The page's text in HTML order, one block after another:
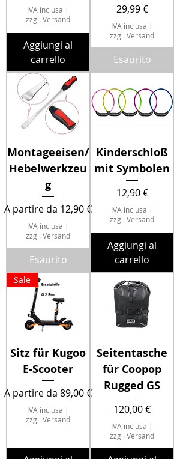
IVA inclusa |
zzgl. Versand
Aggiungi al
carrello
Prezzo
29,99 €
IVA inclusa |
zzgl. Versand
Esaurito
Montageeisen/
Hebelwerkzeu
g
A partire da 12,90 €
Prezzo scontato
IVA inclusa |
zzgl. Versand
Esaurito
Kinderschloß
mit Symbolen
Prezzo
12,90 €
IVA inclusa |
zzgl. Versand
Aggiungi al
carrello
Sale
Sitz für Kugoo
E-Scooter
A partire da 89,00 €
Prezzo scontato
IVA inclusa |
zzgl. Versand
Seitentasche
für Coopop
Rugged GS
Prezzo
120,00 €
IVA inclusa |
zzgl. Versand